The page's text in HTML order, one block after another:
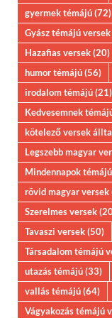
gyermek témájú(72)
Gyász témájú versek
Hazafias versek(20)
humor témájú(56)
irodalom témájú(21)
Kedvesemnek
kötelező versek
Legszebb magyar
Mindennapok
rövid magyar versek
Szerelmes versek
Tavaszi versek(50)
Társadalom témájú
utazás témájú(33)
vallás témájú(64)
Vágyakozás témájú